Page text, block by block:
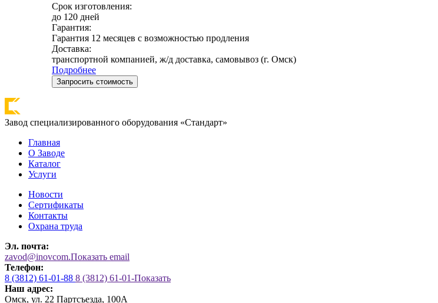
Срок изготовления:
до 120 дней
Гарантия:
Гарантия 12 месяцев с возможностью продления
Доставка:
транспортной компанией, ж/д доставка, самовывоз (г. Омск)
Подробнее
Запросить стоимость
Завод специализированного оборудования «Стандарт»
Главная
О Заводе
Каталог
Услуги
Новости
Сертификаты
Контакты
Охрана труда
Эл. почта:
zavod@inovcom.Показать email
Телефон:
8 (3812) 61-01-88 8 (3812) 61-01-Показать
Наш адрес:
Омск, ул. 22 Партсъезда, 100А